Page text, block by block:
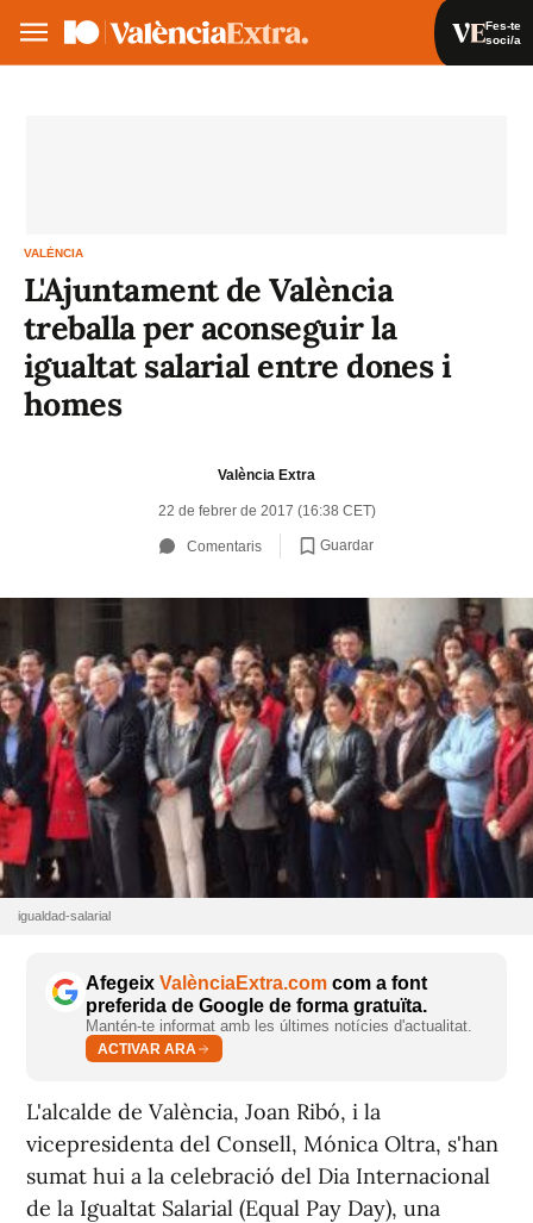
Fes-te
soci/a
VALÈNCIA
L'Ajuntament de València
treballa per aconseguir la
igualtat salarial entre dones i
homes
València Extra
22 de febrer de 2017 (16:38 CET)
Comentaris Guardar
igualdad-salarial
Afegeix ValènciaExtra.com com a font
preferida de Google de forma gratuïta.
Mantén-te informat amb les últimes notícies d'actualitat.
ACTIVAR ARA
L'alcalde de València, Joan Ribó, i la
vicepresidenta del Consell, Mónica Oltra, s'han
sumat hui a la celebració del Dia Internacional
de la Igualtat Salarial (Equal Pay Day), una